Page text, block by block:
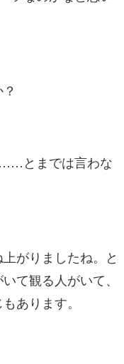
とまでは言わな
がりましたね。と
て観る人がいて、
あります。